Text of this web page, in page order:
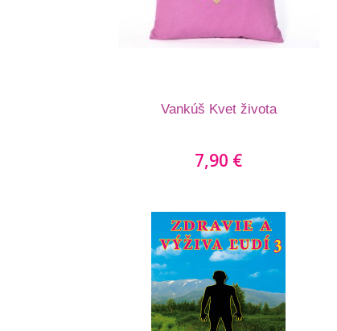
Vankúš Kvet života
7,90 €